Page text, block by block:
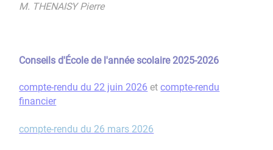
M. THENAISY Pierre
Conseils d'École de l'année scolaire 2025-2026
compte-rendu du 22 juin 2026 etcompte-rendu
financier
compte-rendu du 26 mars 2026